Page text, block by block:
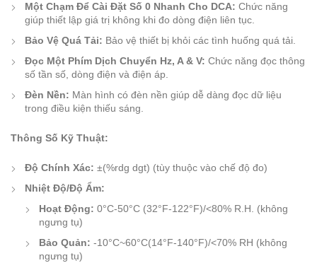
Một Chạm Để Cài Đặt Số 0 Nhanh Cho DCA: Chức năng
giúp thiết lập giá trị không khi đo dòng điện liên tục.
Bảo Vệ Quá Tải: Bảo vệ thiết bị khỏi các tình huống quá tải.
Đọc Một Phím Dịch Chuyển Hz, A & V: Chức năng đọc thông
số tần số, dòng điện và điện áp.
Đèn Nền: Màn hình có đèn nền giúp dễ dàng đọc dữ liệu
trong điều kiện thiếu sáng.
Thông Số Kỹ Thuật:
Độ Chính Xác: ±(%rdg dgt) (tùy thuộc vào chế độ đo)
Nhiệt Độ/Độ Ẩm:
Hoạt Động: 0°C-50°C (32°F-122°F)/<80% R.H. (không
ngưng tụ)
Bảo Quản: -10°C~60°C(14°F-140°F)/<70% RH (không
ngưng tụ)